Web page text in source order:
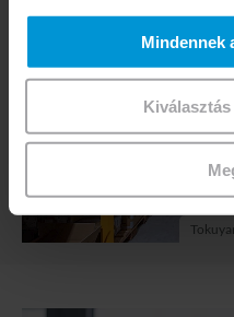
Mindennek